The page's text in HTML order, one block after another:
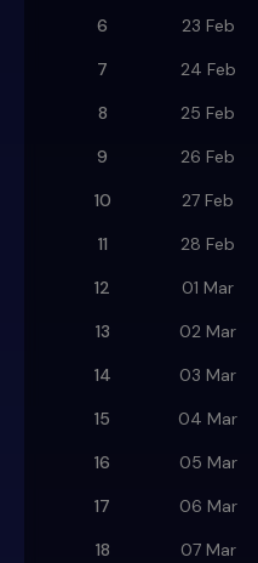
6
23 Feb
7
24 Feb
8
25 Feb
9
26 Feb
10
27 Feb
11
28 Feb
12
01 Mar
13
02 Mar
14
03 Mar
15
04 Mar
16
05 Mar
17
06 Mar
18
07 Mar